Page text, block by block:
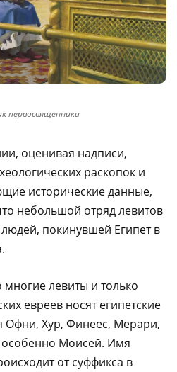
первосвященники
оценивая надписи,
раскопок и
исторические данные,
небольшой отряд левитов
покинувшей Египет в
левиты и только
евреев носят египетские
Офни, Хур, Финеес, Мерари,
Моисей. Имя
от суффикса в